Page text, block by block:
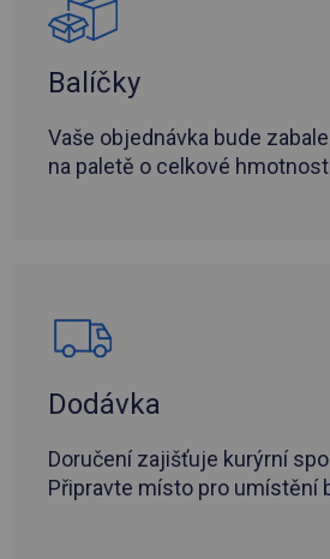
Balíčky
Vaše objednávka bude
na paletě o celkové
Dodávka
Doručení zajišťuje kurýrní
Připravte místo pro umístění